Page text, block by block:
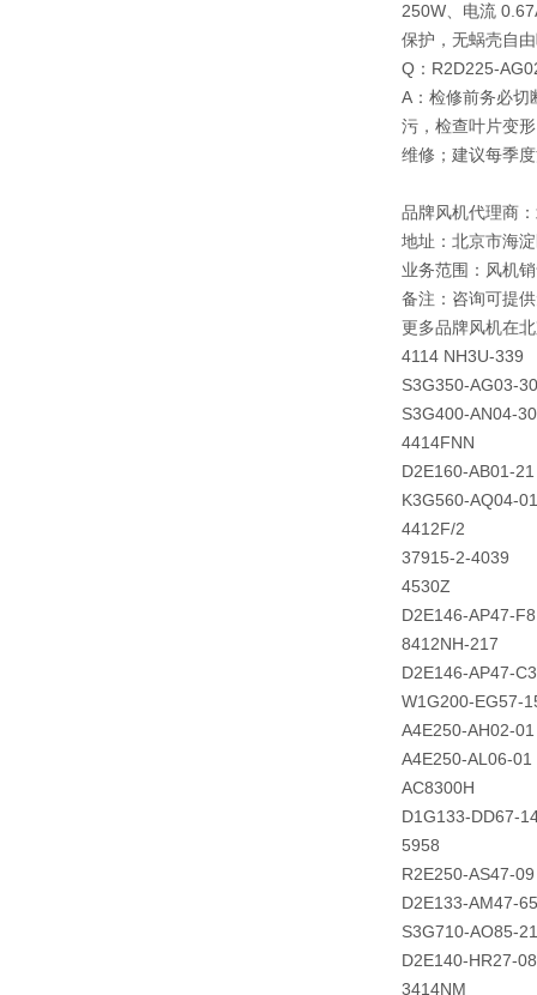
250W、电流
保护，无蜗壳自
Q：R2D225-
A：检修前务必切
污，检查叶片变
维修；建议每季
品牌风机代理商
地址：北京市海
业务范围：风机
备注：咨询可提
更多品牌风机在
4114 NH3U-339
S3G350-AG03-30
S3G400-AN04-30
4414FNN
D2E160-AB01-21
K3G560-AQ04-01
4412F/2
37915-2-4039
4530Z
D2E146-AP47-F8
8412NH-217
D2E146-AP47-C3
W1G200-EG57-
A4E250-AH02-01
A4E250-AL06-01
AC8300H
D1G133-DD67-
5958
R2E250-AS47-09
D2E133-AM47-65
S3G710-AO85-
D2E140-HR27-08
3414NM